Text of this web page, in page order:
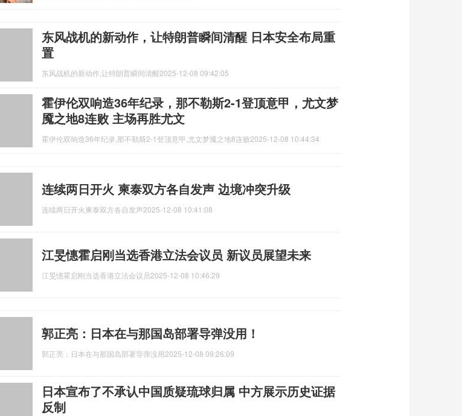
东风战机的新动作，让特朗普瞬间清醒 日本安全布局重
置
东风战机的新动作,让特朗普瞬间清醒2025-12-08 09:42:05
霍伊伦双响造36年纪录，那不勒斯2-1登顶意甲，尤文梦
魇之地8连败 主场再胜尤文
霍伊伦双响造36年纪录,那不勒斯2-1登顶意甲,尤文梦魇之地8连败2025-12-08 10:44:34
连续两日开火 柬泰双方各自发声 边境冲突升级
连续两日开火柬泰双方各自发声2025-12-08 10:41:08
江旻憓霍启刚当选香港立法会议员 新议员展望未来
江旻憓霍启刚当选香港立法会议员2025-12-08 10:46:29
郭正亮：日本在与那国岛部署导弹没用！
郭正亮：日本在与那国岛部署导弹没用2025-12-08 09:26:09
日本宣布了不承认中国质疑琉球归属 中方展示历史证据
反制